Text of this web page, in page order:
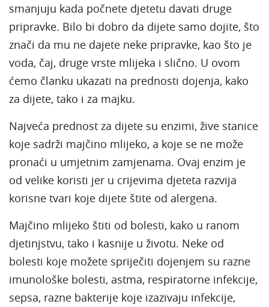
smanjuju kada počnete djetetu davati druge
pripravke. Bilo bi dobro da dijete samo dojite, što
znači da mu ne dajete neke pripravke, kao što je
voda, čaj, druge vrste mlijeka i slično. U ovom
ćemo članku ukazati na prednosti dojenja, kako
za dijete, tako i za majku.
Najveća prednost za dijete su enzimi, žive stanice
koje sadrži majčino mlijeko, a koje se ne može
pronaći u umjetnim zamjenama. Ovaj enzim je
od velike koristi jer u crijevima djeteta razvija
korisne tvari koje dijete štite od alergena.
Majčino mlijeko štiti od bolesti, kako u ranom
djetinjstvu, tako i kasnije u životu. Neke od
bolesti koje možete spriječiti dojenjem su razne
imunološke bolesti, astma, respiratorne infekcije,
sepsa, razne bakterije koje izazivaju infekcije,